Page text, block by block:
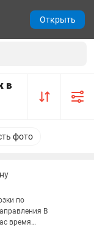
в
фото
по
время
Открыть